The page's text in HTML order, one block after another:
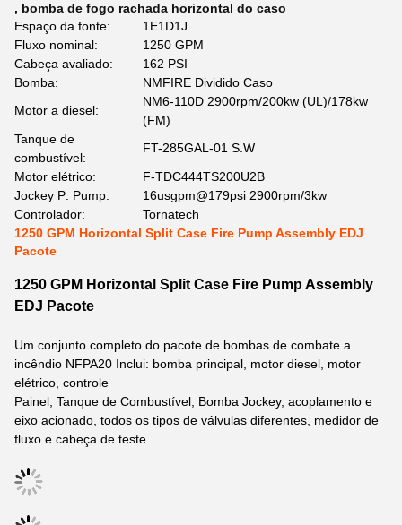
, bomba de fogo rachada horizontal do caso
Espaço da fonte:
1E1D1J
Fluxo nominal:
1250 GPM
Cabeça avaliado:
162 PSI
Bomba:
NMFIRE Dividido Caso
Motor a diesel:
NM6-110D 2900rpm/200kw (UL)/178kw
(FM)
Tanque de
combustível:
FT-285GAL-01 S.W
Motor elétrico:
F-TDC444TS200U2B
Jockey P: Pump:
16usgpm@179psi 2900rpm/3kw
Controlador:
Tornatech
1250 GPM Horizontal Split Case Fire Pump Assembly EDJ
Pacote
1250 GPM Horizontal Split Case Fire Pump Assembly
EDJ Pacote
Um conjunto completo do pacote de bombas de combate a
incêndio NFPA20 Inclui: bomba principal, motor diesel, motor
elétrico, controle
Painel, Tanque de Combustível, Bomba Jockey, acoplamento e
eixo acionado, todos os tipos de válvulas diferentes, medidor de
fluxo e cabeça de teste.